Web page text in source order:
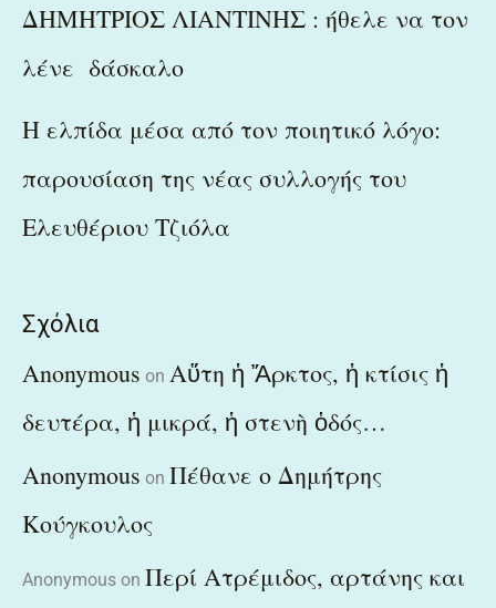
ΔΗΜΗΤΡΙΟΣ ΛΙΑΝΤΙΝΗΣ : ήθελε να τον
λένε δάσκαλο
Η ελπίδα μέσα από τον ποιητικό λόγο:
παρουσίαση της νέας συλλογής του
Ελευθέριου Τζιόλα
Σχόλια
Anonymous on Αὕτη ἡ Ἄρκτος, ἡ κτίσις ἡ
δευτέρα, ἡ μικρά, ἡ στενὴ ὁδός…
Anonymous on Πέθανε ο Δημήτρης
Κούγκουλος
Anonymous on Περί Ατρέμιδος, αρτάνης και